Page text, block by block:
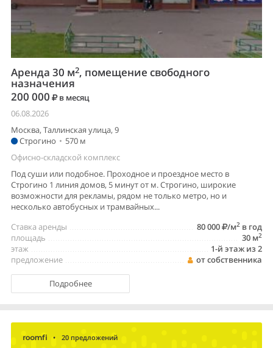
Аренда 30 м2, помещение свободного
назначения
200 000
в месяц
06.08.2026
Москва, Таллинская улица, 9
Строгино • 570 м
Офисно-складской комплекс
Под суши или подобное. Проходное и проездное место в
Строгино 1 линия домов, 5 минут от м. Строгино, широкие
возможности для рекламы, рядом не только метро, но и
несколько автобусных и трамвайных...
80 000
/м2 в год
Ставка аренды
30 м2
площадь
1-й этаж из 2
этаж
от собственника
предложение
Подробнее
• 20 предложений